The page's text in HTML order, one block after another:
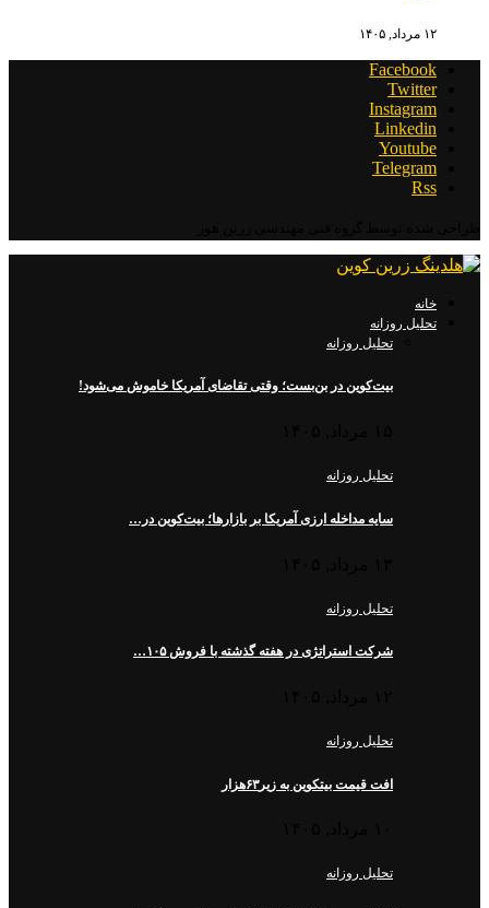
۱۲ مرداد, ۱۴۰۵
Facebook
Twitter
Instagram
Linkedin
Youtube
Telegram
Rss
خانه
تحلیل روزانه
تحلیل روزانه
بیت‌کوین در بن‌بست؛ وقتی تقاضای آمریکا خاموش می‌شود!
تحلیل روزانه
سایه مداخله ارزی آمریکا بر بازارها؛ بیت‌کوین در…
تحلیل روزانه
شرکت استراتژی در هفته گذشته با فروش ۱۰۵…
تحلیل روزانه
افت قیمت بیتکوین به زیر۶۳هزار
تحلیل روزانه